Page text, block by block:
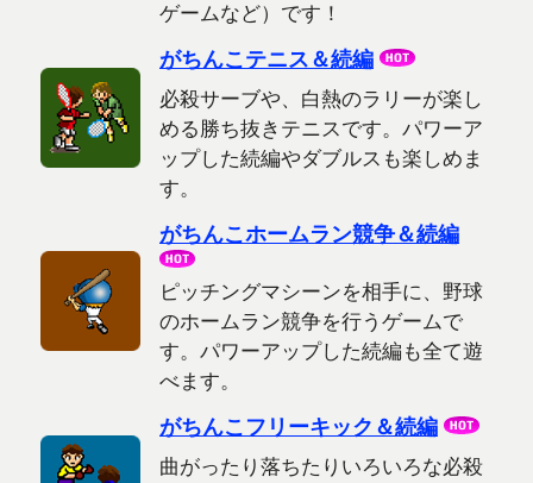
ゲームなど）です！
がちんこテニス＆続編
必殺サーブや、白熱のラリーが楽し
める勝ち抜きテニスです。パワーア
ップした続編やダブルスも楽しめま
す。
がちんこホームラン競争＆続編
ピッチングマシーンを相手に、野球
のホームラン競争を行うゲームで
す。パワーアップした続編も全て遊
べます。
がちんこフリーキック＆続編
曲がったり落ちたりいろいろな必殺